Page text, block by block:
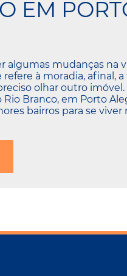
EM
algumas mudanças na
à moradia, afinal, a
olhar outro imóvel.
Branco, em Porto
bairros para se viver